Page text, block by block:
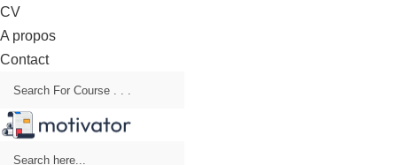
CV
A propos
Contact